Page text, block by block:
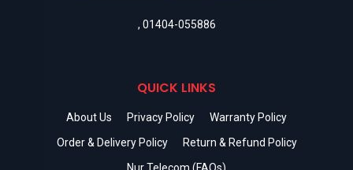
, 01404-055886
QUICK LINKS
About Us Privacy Policy
Warranty Policy
Order & Delivery Policy
Return & Refund Policy
Nur Telecom (FAQs)